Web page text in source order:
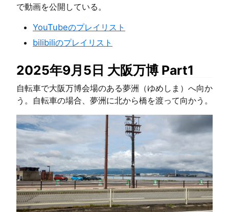
で動画を公開している。
YouTubeのプレイリスト
bilibiliのプレイリスト
2025年9月5日 大阪万博 Part1
自転車で大阪万博会場のある夢洲（ゆめしま）へ向か
う。自転車の場合、夢洲に北から橋を渡って向かう。